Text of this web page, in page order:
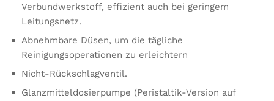
Verbundwerkstoff, effizient auch bei geringem
Leitungsnetz.
Abnehmbare Düsen, um die tägliche
Reinigungsoperationen zu erleichtern
Nicht-Rückschlagventil.
Glanzmitteldosierpumpe (Peristaltik-Version auf